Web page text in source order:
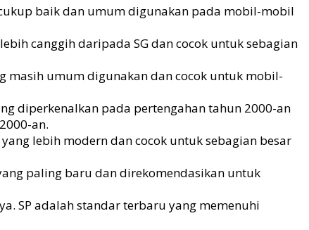
baik dan umum digunakan pada mobil-mobil
canggih daripada SG dan cocok untuk sebagian
masih umum digunakan dan cocok untuk mobil-
diperkenalkan pada pertengahan tahun 2000-an
an.
lebih modern dan cocok untuk sebagian besar
paling baru dan direkomendasikan untuk
SP adalah standar terbaru yang memenuhi